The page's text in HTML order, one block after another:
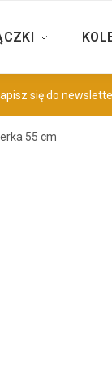
się do
55 cm